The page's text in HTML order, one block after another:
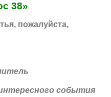
38»
пожалуйста,
события